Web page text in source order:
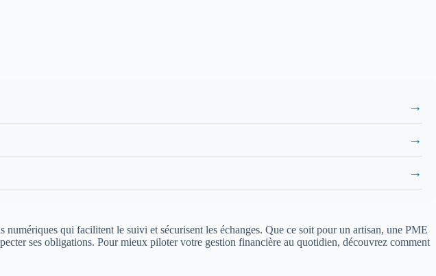
→
→
→
qui facilitent le suivi et sécurisent les échanges. Que ce soit pour un artisan, une PME
ses obligations. Pour mieux piloter votre gestion financière au quotidien, découvrez comment